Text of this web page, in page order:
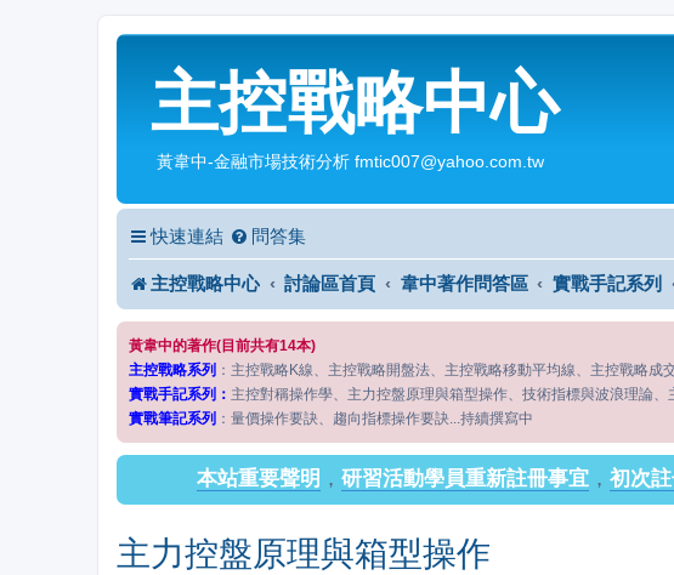
主控戰略中心
黃韋中-金融市場技術分析 fmtic007@yahoo.com.tw
快速連結 問答集
主控戰略中心 討論區首頁 韋中著作問答區 實戰手記系列
黃韋中的著作(目前共有14本)
主控戰略系列 ：主控戰略K線、主控戰略開盤法、主控戰略移動平均線、主控戰略
實戰手記系列： 主控對稱操作學、主力控盤原理與箱型操作、技術指標與波浪理論
實戰筆記系列 ：量價操作要訣、趨向指標操作要訣...持續撰寫中
本站重要聲明 ， 研習活動學員重新註冊事宜 ， 初次
主力控盤原理與箱型操作